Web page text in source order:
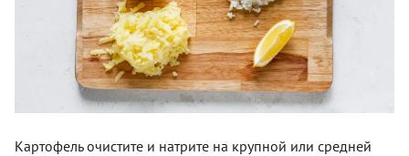
Картофель очистите и натрите на крупной или средней